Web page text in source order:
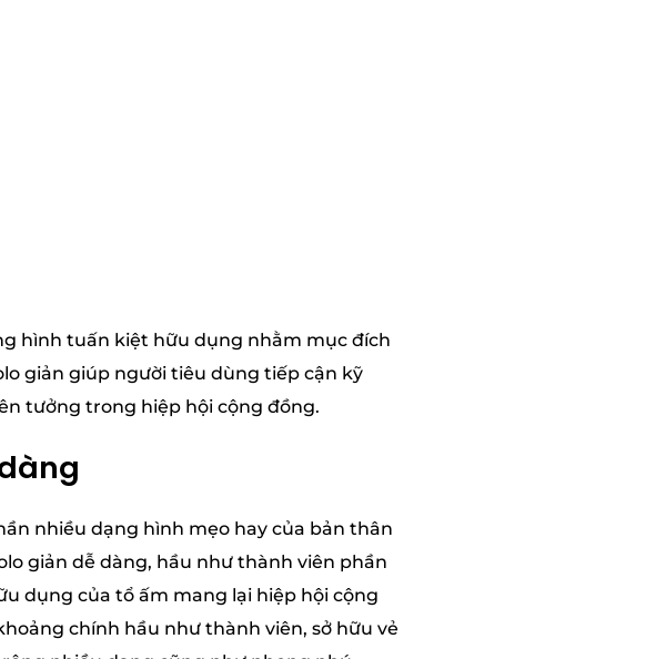
hình tuấn kiệt hữu dụng nhằm mục đích
giản giúp người tiêu dùng tiếp cận kỹ
tưởng trong hiệp hội cộng đồng.
nhiều dạng hình mẹo hay của bản thân
giản dễ dàng, hầu như thành viên phần
dụng của tổ ấm mang lại hiệp hội cộng
chính hầu như thành viên, sở hữu vẻ